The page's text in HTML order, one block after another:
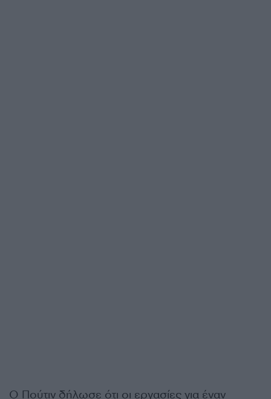
Ο Πούτιν δήλωσε ότι οι εργασίες για έναν